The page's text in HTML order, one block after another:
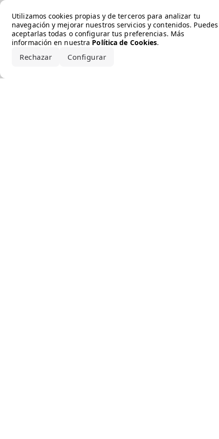
Utilizamos cookies propias y de terceros para analizar tu
navegación y mejorar nuestros servicios y contenidos. Puedes
aceptarlas todas o configurar tus preferencias. Más
información en nuestra Política de Cookies.
Rechazar Configurar
Error loading the brand